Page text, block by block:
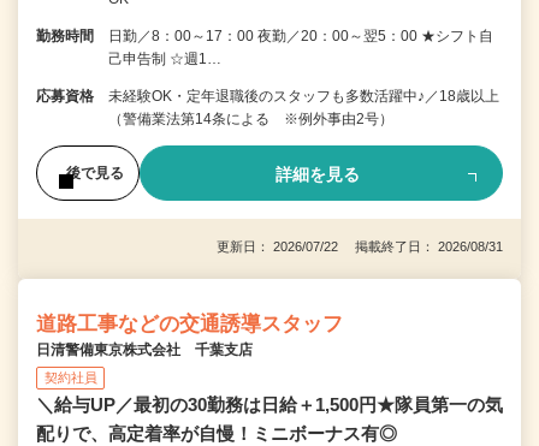
勤務時間
日勤／8：00～17：00 夜勤／20：00～翌5：00 ★シフト自
己申告制 ☆週1…
応募資格
未経験OK・定年退職後のスタッフも多数活躍中♪／18歳以上
（警備業法第14条による ※例外事由2号）
後で見る 詳細を見る
更新日： 2026/07/22 掲載終了日： 2026/08/31
道路工事などの交通誘導スタッフ
日清警備東京株式会社 千葉支店
契約社員
＼給与UP／最初の30勤務は日給＋1,500円★隊員第一の気
配りで、高定着率が自慢！ミニボーナス有◎